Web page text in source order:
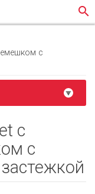
search
с
с
с